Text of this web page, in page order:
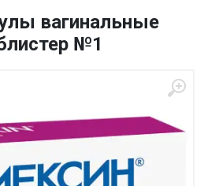
вагинальные
№1